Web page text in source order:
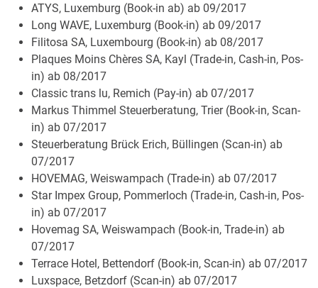
ATYS, Luxemburg (Book-in ab) ab 09/2017
Long WAVE, Luxemburg (Book-in) ab 09/2017
Filitosa SA, Luxembourg (Book-in) ab 08/2017
Plaques Moins Chères SA, Kayl (Trade-in, Cash-in, Pos-
in) ab 08/2017
Classic trans lu, Remich (Pay-in) ab 07/2017
Markus Thimmel Steuerberatung, Trier (Book-in, Scan-
in) ab 07/2017
Steuerberatung Brück Erich, Büllingen (Scan-in) ab
07/2017
HOVEMAG, Weiswampach (Trade-in) ab 07/2017
Star Impex Group, Pommerloch (Trade-in, Cash-in, Pos-
in) ab 07/2017
Hovemag SA, Weiswampach (Book-in, Trade-in) ab
07/2017
Terrace Hotel, Bettendorf (Book-in, Scan-in) ab 07/2017
Luxspace, Betzdorf (Scan-in) ab 07/2017